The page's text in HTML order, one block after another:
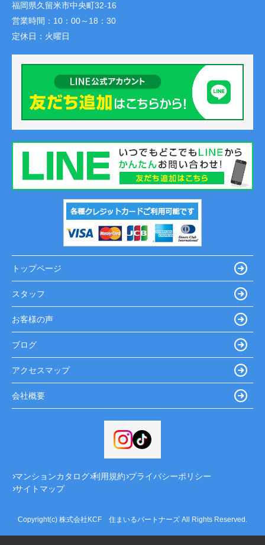
福岡県久留米市中央町32-16
営業時間： 10：00～18：30
定休日： 火曜日
トップページ
スタッフ
お客様の声
ブログ
アクセスマップ
会社概要
マンションカタログ 利用規約 プライバシーポリシー
サイトマップ
Copyright(c) 株式会社KCF 住まいるパートナーズ All Rights Reserved.